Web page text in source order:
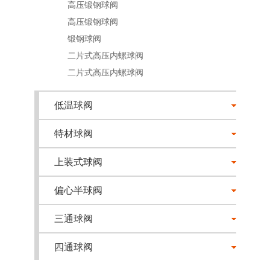
高压锻钢球阀
高压锻钢球阀
锻钢球阀
二片式高压内螺球阀
二片式高压内螺球阀
低温球阀
特材球阀
上装式球阀
偏心半球阀
三通球阀
四通球阀